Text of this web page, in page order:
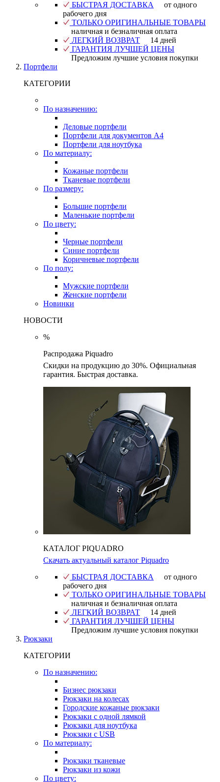
БЫСТРАЯ ДОСТАВКА
от одного
рабочего дня
ТОЛЬКО ОРИГИНАЛЬНЫЕ ТОВАРЫ
наличная и безналичная оплата
ЛЕГКИЙ ВОЗВРАТ
14 дней
ГАРАНТИЯ ЛУЧШЕЙ ЦЕНЫ
Предложим лучшие условия покупки
Портфели
КАТЕГОРИИ
По назначению:
Деловые портфели
Портфели для документов A4
Портфели для ноутбука
По материалу:
Кожаные портфели
Тканевые портфели
По размеру:
Большие портфели
Маленькие портфели
По цвету:
Черные портфели
Синие портфели
Коричневые портфели
По полу:
Мужские портфели
Женские портфели
Новинки
НОВОСТИ
%
Распродажа Piquadro
Скидки на продукцию до 30%. Официальная
гарантия. Быстрая доставка.
КАТАЛОГ PIQUADRO
Скачать актуальный каталог Piquadro
БЫСТРАЯ ДОСТАВКА
от одного
рабочего дня
ТОЛЬКО ОРИГИНАЛЬНЫЕ ТОВАРЫ
наличная и безналичная оплата
ЛЕГКИЙ ВОЗВРАТ
14 дней
ГАРАНТИЯ ЛУЧШЕЙ ЦЕНЫ
Предложим лучшие условия покупки
Рюкзаки
КАТЕГОРИИ
По назначению:
Бизнес рюкзаки
Рюкзаки на колесах
Городские кожаные рюкзаки
Рюкзаки с одной лямкой
Рюкзаки для ноутбука
Рюкзаки с USB
По материалу:
Рюкзаки тканевые
Рюкзаки из кожи
По цвету: